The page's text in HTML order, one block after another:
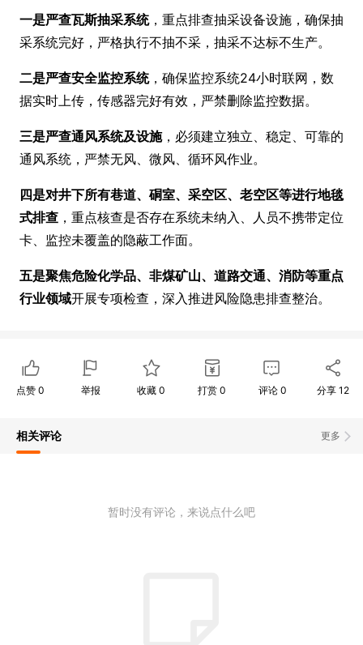
一是严查瓦斯抽采系统，重点排查抽采设备设施，确保抽
采系统完好，严格执行不抽不采，抽采不达标不生产。
二是严查安全监控系统，确保监控系统24小时联网，数
据实时上传，传感器完好有效，严禁删除监控数据。
三是严查通风系统及设施，必须建立独立、稳定、可靠的
通风系统，严禁无风、微风、循环风作业。
四是对井下所有巷道、硐室、采空区、老空区等进行地毯
式排查 ，重点核查是否存在系统未纳入、人员不携带定位
卡、监控未覆盖的隐蔽工作面。
五是聚焦危险化学品、非煤矿山、道路交通、消防等重点
行业领域开展专项检查，深入推进风险隐患排查整治。
点赞 0 举报 收藏0 打赏 0 评论 0 分享 12
更多
相关评论
暂时没有评论，来说点什么吧